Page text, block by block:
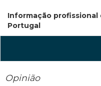
Informação
Portugal
Opinião